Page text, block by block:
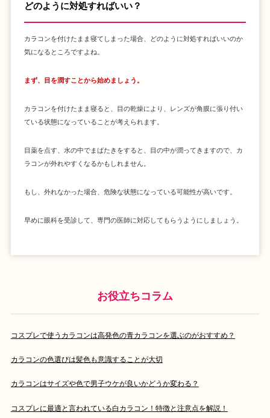
どのように対処すればいい？
カラコンを付けたまま寝てしまった場合、どのように対処すればいいのか
気になるところですよね。
まず、目を潤すことから始めましょう。
カラコンを付けたまま寝ると、目の乾燥により、レンズが角膜に張り付い
ている状態になっていることが考えられます。
目薬を点す、水の中でまばたきをすると、目の中が潤ってきますので、カ
ラコンが外れやすくなるかもしれません。
もし、外れなかった場合、危険な状態になっている可能性が高いです。
早めに眼科を受診して、専門の医師に対応してもらうようにしましょう。
お役立ちコラム
コスプレで使うカラコンは高発色の青カラコンを選ぶのがおすすめ？
カラコンの色選びは髪色も意識することが大切
カラコンはサイズや色で男子ウケが良いかどうか変わる？
コスプレに最適と言われている白カラコン！特徴と注意点を解説！